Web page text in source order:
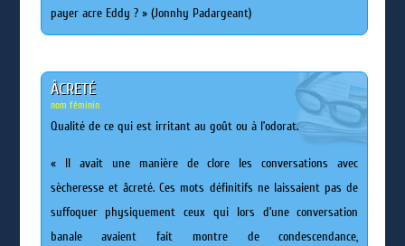
payer acre Eddy ? » (Jonnhy Padargeant)
ÂCRETÉ
nom féminin
Qualité de ce qui est irritant au goût ou à l’odorat.
« Il avait une manière de clore les conversations avec
sècheresse et âcreté. Ces mots définitifs ne laissaient pas de
suffoquer physiquement ceux qui lors d’une conversation
banale avaient fait montre de condescendance,